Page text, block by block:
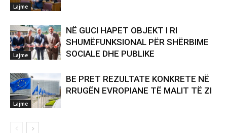
Lajme
Lajme
NË GUCI HAPET OBJEKT I RI
SHUMËFUNKSIONAL PËR SHËRBIME
SOCIALE DHE PUBLIKE
Lajme
BE PRET REZULTATE KONKRETE NË
RRUGËN EVROPIANE TË MALIT TË ZI